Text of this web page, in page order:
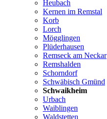
Heubach
Kernen im Remstal
Korb
Lorch
Mögglingen
Plüderhausen
Remseck am Neckar
Remshalden
Schorndorf
Schwäbisch Gmünd
Schwaikheim
Urbach
Waiblingen
Waldstetten